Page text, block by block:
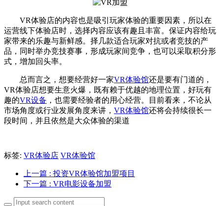
VR体验店的内容也是吸引玩家体验的重要因素，所以在
运营线下体验店时，选择内容应该有趣且丰富。保证内容给玩
家带来的乐趣与新鲜感。择几款适合玩家对抗或者竞技的产
品，同时举办竞技赛事，形成玩家间竞争，也可以采取积分形
式，增加回头率。
总而言之，想要经营好一家VR体验馆还是要有门道的，
VR体验店想要生意火爆，既有赖于优越的地理位置，好玩有
趣的VR设备 ，也需要经验者的用心经营。目前看来，不论从
市场角度或行业发展角度来讲， VR体验馆还将会持续很长一
段时间，并且依然是大众体验的渠道
标签: VR体验店 VR体验馆
上一篇 : 投资VR体验馆加盟项目
下一篇 : VR电影设备加盟